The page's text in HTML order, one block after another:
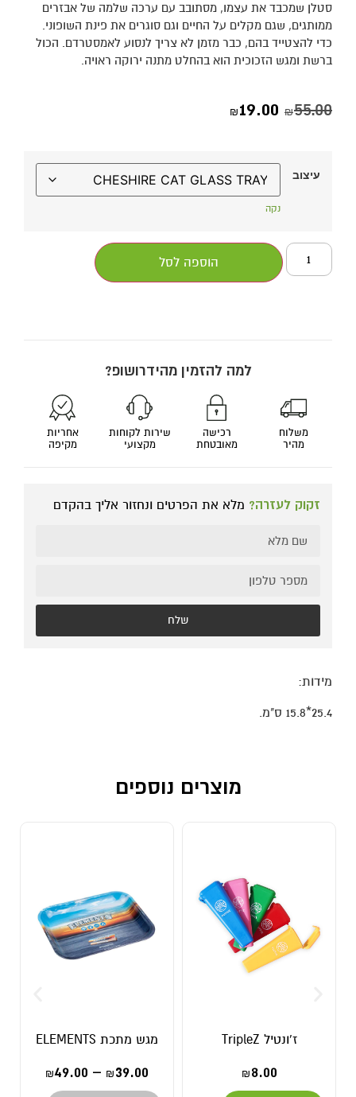
סטלן שמכבד את עצמו, מסתובב עם ערכה שלמה של אבזרים
ממותגים, שגם מקלים על החיים וגם סוגרים את פינת השופוני.
כדי להצטייד בהם, כבר מזמן לא צריך לנסוע לאמסטרדם. הכול
ברשת ומגש הזכוכית הוא בהחלט מתנה ירוקה ראויה.
₪55.00
₪19.00
עיצוב
נקה
הוספה לסל
למה להזמין מהידרושופ?
משלוח
מהיר
רכישה
מאובטחת
שירות לקוחות
מקצועי
אחריות
מקיפה
זקוק לעזרה? מלא את הפרטים ונחזור אליך בהקדם
שלח
מידות:
25.4*15.8 ס"מ.
מוצרים נוספים
ז'ונטיל TripleZ
₪8.00
מגש מתכת ELEMENTS
₪39.00
–
₪49.00